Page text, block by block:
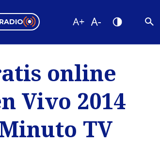
online
Vivo 2014
TV